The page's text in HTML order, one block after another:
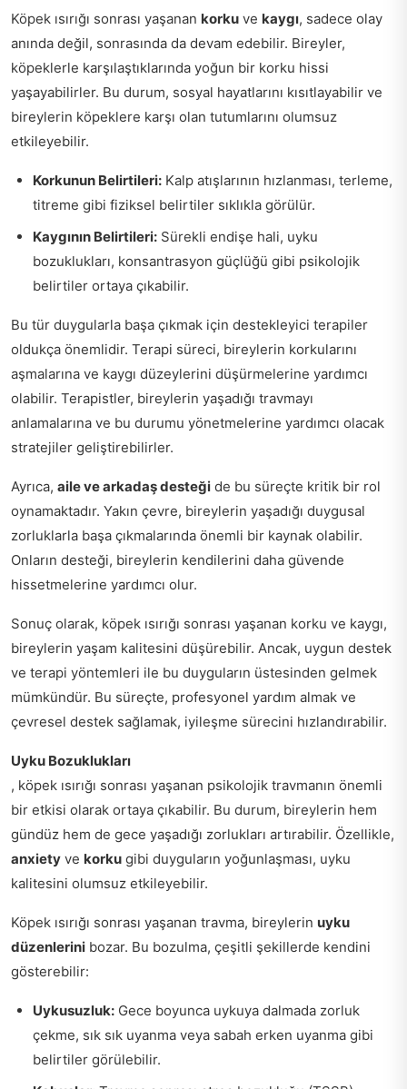
Köpek ısırığı sonrası yaşanan korku ve kaygı, sadece olay
anında değil, sonrasında da devam edebilir. Bireyler,
köpeklerle karşılaştıklarında yoğun bir korku hissi
yaşayabilirler. Bu durum, sosyal hayatlarını kısıtlayabilir ve
bireylerin köpeklere karşı olan tutumlarını olumsuz
etkileyebilir.
Korkunun Belirtileri: Kalp atışlarının hızlanması, terleme,
titreme gibi fiziksel belirtiler sıklıkla görülür.
Kaygının Belirtileri: Sürekli endişe hali, uyku
bozuklukları, konsantrasyon güçlüğü gibi psikolojik
belirtiler ortaya çıkabilir.
Bu tür duygularla başa çıkmak için destekleyici terapiler
oldukça önemlidir. Terapi süreci, bireylerin korkularını
aşmalarına ve kaygı düzeylerini düşürmelerine yardımcı
olabilir. Terapistler, bireylerin yaşadığı travmayı
anlamalarına ve bu durumu yönetmelerine yardımcı olacak
stratejiler geliştirebilirler.
Ayrıca, aile ve arkadaş desteği de bu süreçte kritik bir rol
oynamaktadır. Yakın çevre, bireylerin yaşadığı duygusal
zorluklarla başa çıkmalarında önemli bir kaynak olabilir.
Onların desteği, bireylerin kendilerini daha güvende
hissetmelerine yardımcı olur.
Sonuç olarak, köpek ısırığı sonrası yaşanan korku ve kaygı,
bireylerin yaşam kalitesini düşürebilir. Ancak, uygun destek
ve terapi yöntemleri ile bu duyguların üstesinden gelmek
mümkündür. Bu süreçte, profesyonel yardım almak ve
çevresel destek sağlamak, iyileşme sürecini hızlandırabilir.
Uyku Bozuklukları
, köpek ısırığı sonrası yaşanan psikolojik travmanın önemli
bir etkisi olarak ortaya çıkabilir. Bu durum, bireylerin hem
gündüz hem de gece yaşadığı zorlukları artırabilir. Özellikle,
anxiety ve korku gibi duyguların yoğunlaşması, uyku
kalitesini olumsuz etkileyebilir.
Köpek ısırığı sonrası yaşanan travma, bireylerin uyku
düzenlerini bozar. Bu bozulma, çeşitli şekillerde kendini
gösterebilir:
Uykusuzluk: Gece boyunca uykuya dalmada zorluk
çekme, sık sık uyanma veya sabah erken uyanma gibi
belirtiler görülebilir.